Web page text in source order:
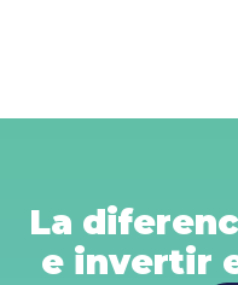
La
e invertir